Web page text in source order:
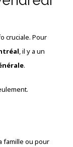
cruciale. Pour
, il y a un
.
famille ou pour